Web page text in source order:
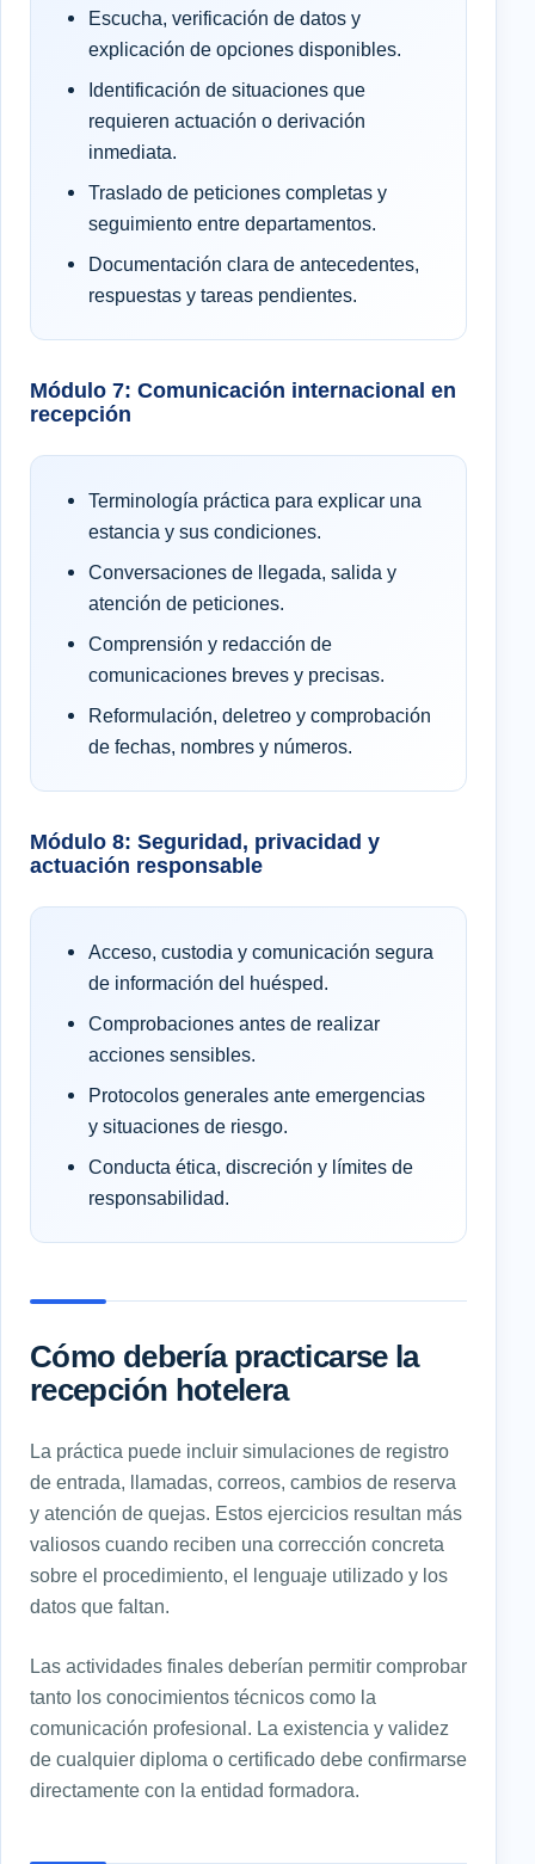
Escucha, verificación de datos y
explicación de opciones disponibles.
Identificación de situaciones que
requieren actuación o derivación
inmediata.
Traslado de peticiones completas y
seguimiento entre departamentos.
Documentación clara de antecedentes,
respuestas y tareas pendientes.
Módulo 7: Comunicación internacional en
recepción
Terminología práctica para explicar una
estancia y sus condiciones.
Conversaciones de llegada, salida y
atención de peticiones.
Comprensión y redacción de
comunicaciones breves y precisas.
Reformulación, deletreo y comprobación
de fechas, nombres y números.
Módulo 8: Seguridad, privacidad y
actuación responsable
Acceso, custodia y comunicación segura
de información del huésped.
Comprobaciones antes de realizar
acciones sensibles.
Protocolos generales ante emergencias
y situaciones de riesgo.
Conducta ética, discreción y límites de
responsabilidad.
Cómo debería practicarse la
recepción hotelera
La práctica puede incluir simulaciones de registro
de entrada, llamadas, correos, cambios de reserva
y atención de quejas. Estos ejercicios resultan más
valiosos cuando reciben una corrección concreta
sobre el procedimiento, el lenguaje utilizado y los
datos que faltan.
Las actividades finales deberían permitir comprobar
tanto los conocimientos técnicos como la
comunicación profesional. La existencia y validez
de cualquier diploma o certificado debe confirmarse
directamente con la entidad formadora.